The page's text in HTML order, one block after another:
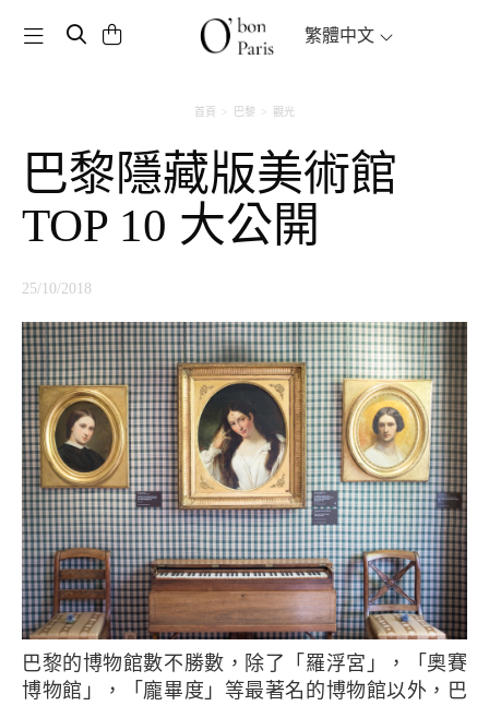
Toggle navigation 繁體中文
首頁 巴黎 觀光
巴黎隱藏版美術館
TOP 10 大公開
25/10/2018
巴黎的博物館數不勝數，除了「羅浮宮」，「奧賽
博物館」，「龐畢度」等最著名的博物館以外，巴